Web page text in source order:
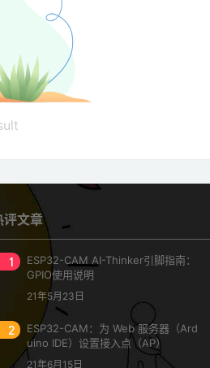
评文章
1
ESP32-CAM AI-Thinker引脚指南：
GPIO使用说明
21年5月23日
2
ESP32-CAM：为 Web 服务器（Ard
uino IDE）设置接入点（AP）
21年6月15日